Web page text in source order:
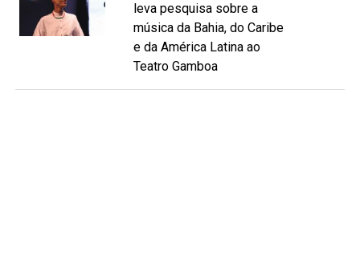
leva pesquisa sobre a
música da Bahia, do Caribe
e da América Latina ao
Teatro Gamboa